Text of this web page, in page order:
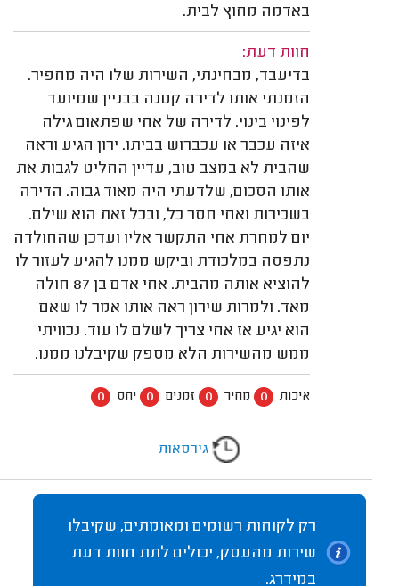
באדמה מחוץ לבית.
חוות דעת:
בדיעבד, מבחינתי, השירות שלו היה מחפיר.
הזמנתי אותו לדירה קטנה בבניין שמיועד
לפינוי בינוי. לדירה של אחי שפתאום גילה
איזה עכבר או עכברוש בביתו. ירון הגיע וראה
שהבית לא במצב טוב, עדיין החליט לגבות את
אותו הסכום, שלדעתי היה מאוד גבוה. הדירה
בשכירות ואחי חסר כל, ובכל זאת הוא שילם.
יום למחרת אחי התקשר אליו ועדכן שהחולדה
נתפסה במלכודת וביקש ממנו להגיע לעזור לו
להוציא אותה מהבית. אחי אדם בן 87 חולה
מאד. ולמרות שירון ראה אותו אמר לו שאם
הוא יגיע אז אחי צריך לשלם לו עוד. נכוויתי
ממש מהשירות הלא מספק שקיבלנו ממנו.
איכות 0 מחיר 0 זמנים 0 יחס 0
גירסאות
רק לקוחות רשומים ומאומתים, שקיבלו
שירות מהעסק, יכולים לתת חוות דעת
במידרג.